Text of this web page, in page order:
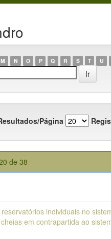
M N O P Q R S T U
Página
de 38
individuais no
em contrapartida ao